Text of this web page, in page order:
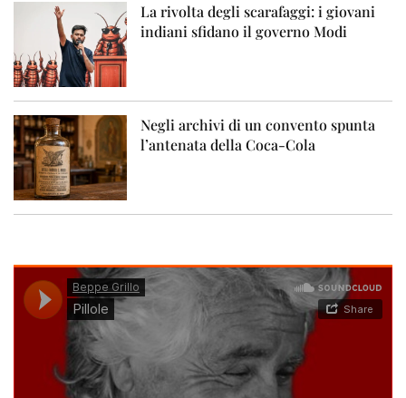
La rivolta degli scarafaggi: i giovani
indiani sfidano il governo Modi
Negli archivi di un convento spunta
l’antenata della Coca-Cola